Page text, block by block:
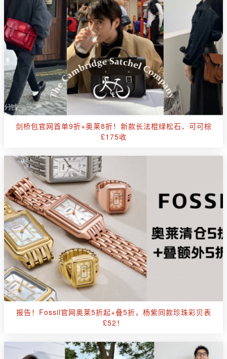
剑桥包官网首单9折+奥莱8折！新款长法棍绿松石、可可棕
£175收
报告！Fossil官网奥莱5折起+叠5折，杨紫同款珍珠彩贝表
£52！